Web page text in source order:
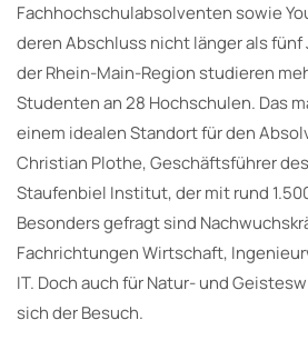
Fachhochschulabsolventen sowie
deren Abschluss nicht länger als fünf
der Rhein-Main-Region studieren
Studenten an 28 Hochschulen. Das
einem idealen Standort für den
Christian Plothe, Geschäftsführer
Staufenbiel Institut, der mit rund
Besonders gefragt sind
Fachrichtungen Wirtschaft,
IT. Doch auch für Natur- und
sich der Besuch.